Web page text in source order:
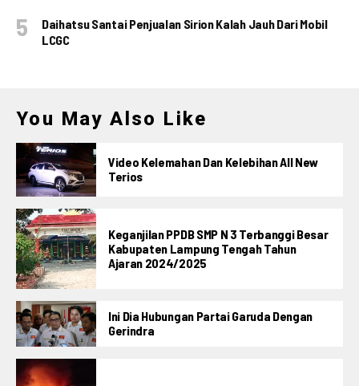
Daihatsu Santai Penjualan Sirion Kalah Jauh Dari Mobil
LCGC
You May Also Like
Video Kelemahan Dan Kelebihan All New
Terios
Keganjilan PPDB SMP N 3 Terbanggi Besar
Kabupaten Lampung Tengah Tahun
Ajaran 2024/2025
Ini Dia Hubungan Partai Garuda Dengan
Gerindra